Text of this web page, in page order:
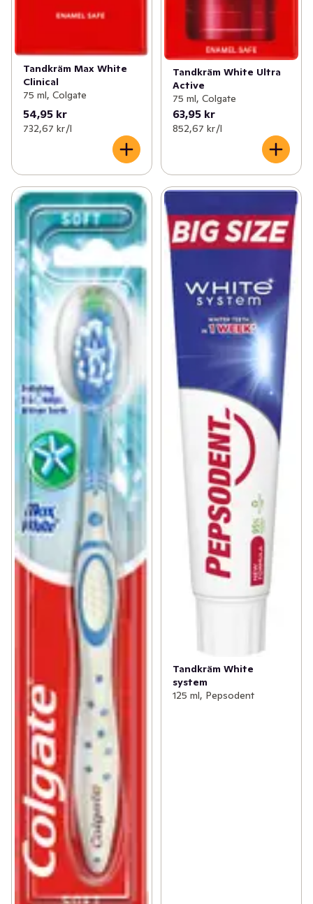
Tandkräm Max White
Clinical
75 ml, Colgate
54,95 kr
732,67 kr /l
Tandkräm White Ultra
Active
75 ml, Colgate
63,95 kr
852,67 kr /l
Tandkräm White
system
125 ml, Pepsodent